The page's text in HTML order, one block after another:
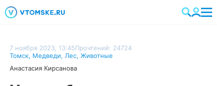
7 ноября 2023, 13:45Прочтений: 24724
Томск, Медведи, Лес, Животные
Анастасия Кирсанова